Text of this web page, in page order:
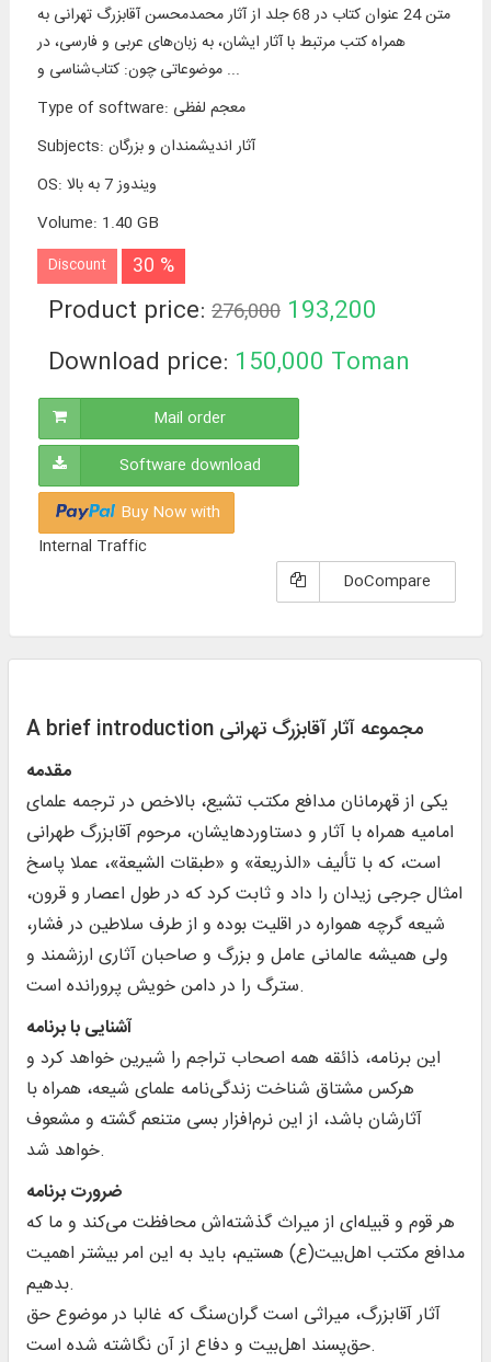
متن 24 عنوان کتاب در 68 جلد از آثار محمدمحسن آقابزرگ تهرانی به
همراه کتب مرتبط با آثار ایشان، به زبان‌های عربی و فارسی، در
موضوعاتی چون: کتاب‌شناسی و ...
Type of software: معجم لفظی
Subjects: آثار اندیشمندان و بزرگان
OS:
ویندوز 7 به بالا
Volume: 1.40 GB
Discount 30 %
Product price: 276,000 193,200
Toman
Download price: 150,000 Toman
Mail order
Software download
Buy Now with
Internal Traffic
DoCompare
A brief introduction مجموعه آثار آقابزرگ تهرانی
مقدمه
یکی از قهرمانان مدافع مکتب تشیع، بالاخص در ترجمه علمای
امامیه همراه با آثار و دستاوردهایشان، مرحوم آقابزرگ طهرانی
است، که با تألیف «الذریعة» و «طبقات الشیعة»، عملا پاسخ
امثال جرجی زیدان را داد و ثابت کرد که در طول اعصار و قرون،
شیعه گرچه همواره در اقلیت بوده و از طرف سلاطین در فشار،
ولی همیشه عالمانی عامل و بزرگ و صاحبان آثاری ارزشمند و
سترگ را در دامن خویش پرورانده است.
آشنایی با برنامه
این برنامه، ذائقه همه اصحاب تراجم را شیرین خواهد کرد و
هرکس مشتاق شناخت زندگی‌نامه علمای شیعه، همراه با
آثارشان باشد، از این نرم‌افزار بسی متنعم گشته و مشعوف
خواهد شد.
ضرورت برنامه
هر قوم و قبیله‌ای از میراث گذشته‌اش محافظت می‌کند و ما که
مدافع مکتب اهل‌بیت(ع) هستیم، باید به این امر بیشتر اهمیت
بدهیم.
آثار آقابزرگ، میراثی است گران‌سنگ که غالبا در موضوع حق
حق‌پسند اهل‌بیت و دفاع از آن نگاشته شده است.